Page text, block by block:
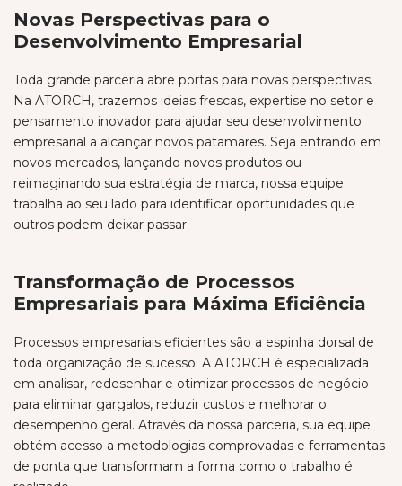
Novas Perspectivas para o
Desenvolvimento Empresarial
Toda grande parceria abre portas para novas perspectivas.
Na ATORCH, trazemos ideias frescas, expertise no setor e
pensamento inovador para ajudar seu desenvolvimento
empresarial a alcançar novos patamares. Seja entrando em
novos mercados, lançando novos produtos ou
reimaginando sua estratégia de marca, nossa equipe
trabalha ao seu lado para identificar oportunidades que
outros podem deixar passar.
Transformação de Processos
Empresariais para Máxima Eficiência
Processos empresariais eficientes são a espinha dorsal de
toda organização de sucesso. A ATORCH é especializada
em analisar, redesenhar e otimizar processos de negócio
para eliminar gargalos, reduzir custos e melhorar o
desempenho geral. Através da nossa parceria, sua equipe
obtém acesso a metodologias comprovadas e ferramentas
de ponta que transformam a forma como o trabalho é